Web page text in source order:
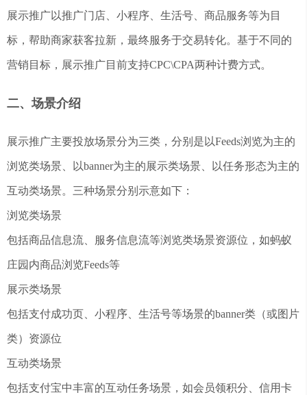
展示推广以推广门店、小程序、生活号、商品服务等为目
标，帮助商家获客拉新，最终服务于交易转化。基于不同的
营销目标，展示推广目前支持CPC\CPA两种计费方式。
二、场景介绍
展示推广主要投放场景分为三类，分别是以Feeds浏览为主的
浏览类场景、以banner为主的展示类场景、以任务形态为主的
互动类场景。三种场景分别示意如下：
浏览类场景
包括商品信息流、服务信息流等浏览类场景资源位，如蚂蚁
庄园内商品浏览Feeds等
展示类场景
包括支付成功页、小程序、生活号等场景的banner类（或图片
类）资源位
互动类场景
包括支付宝中丰富的互动任务场景，如会员领积分、信用卡